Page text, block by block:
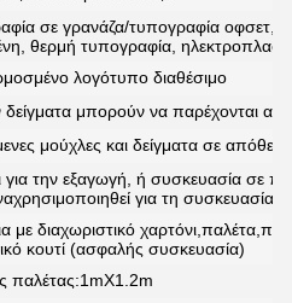
σε γρανάζα/τυπογραφία οφσετ,
θερμή τυπογραφία,
λογότυπο διαθέσιμο
μπορούν να παρέχονται
μούχλες και δείγματα σε απόθεμα
για την εξαγωγή, ή συσκευασία σε
για τη
με διαχωριστικό
κουτί (ασφαλής συσκευασία)
παλέτας:1mX1.2m